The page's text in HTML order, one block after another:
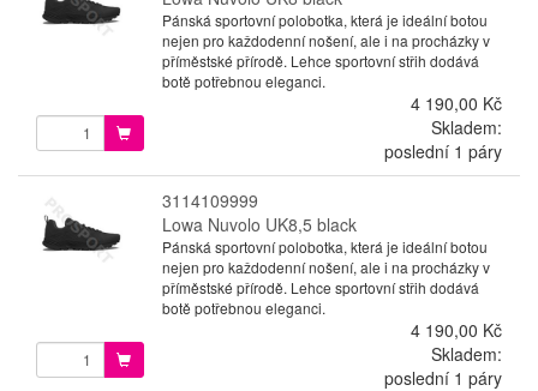
Pánská sportovní polobotka, která je ideální botou
nejen pro každodenní nošení, ale i na procházky v
příměstské přírodě. Lehce sportovní střih dodává
botě potřebnou eleganci.
4 190,00 Kč
Skladem:
poslední 1 páry
3114109999
Lowa Nuvolo UK8,5 black
Pánská sportovní polobotka, která je ideální botou
nejen pro každodenní nošení, ale i na procházky v
příměstské přírodě. Lehce sportovní střih dodává
botě potřebnou eleganci.
4 190,00 Kč
Skladem:
poslední 1 páry